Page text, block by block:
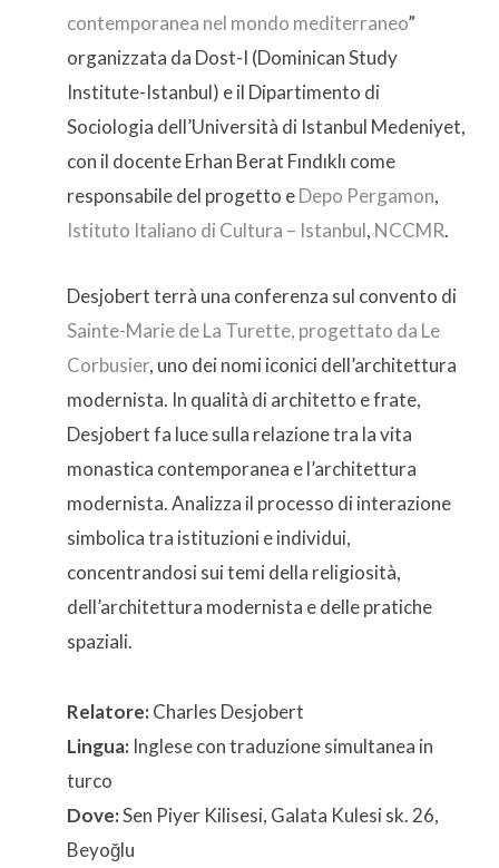
contemporanea nel mondo mediterraneo”
organizzata da Dost-I (Dominican Study
Institute-Istanbul) e il Dipartimento di
Sociologia dell’Università di Istanbul Medeniyet,
con il docente Erhan Berat Fındıklı come
responsabile del progetto eDepo Pergamon,
Istituto Italiano di Cultura – Istanbul, NCCMR.
Desjobert terrà una conferenza sul convento di
Sainte-Marie de La Turette, progettato da Le
Corbusier, uno dei nomi iconici dell’architettura
modernista. In qualità di architetto e frate,
Desjobert fa luce sulla relazione tra la vita
monastica contemporanea e l’architettura
modernista. Analizza il processo di interazione
simbolica tra istituzioni e individui,
concentrandosi sui temi della religiosità,
dell’architettura modernista e delle pratiche
spaziali.
Relatore:Charles Desjobert
Lingua: Inglese con traduzione simultanea in
turco
Dove:Sen Piyer Kilisesi, Galata Kulesi sk. 26,
Beyoğlu